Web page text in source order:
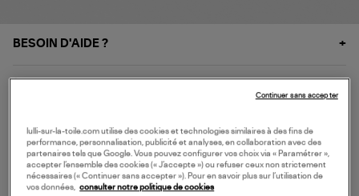
BESOIN D'AIDE ?
NOS SERVICES
SERVICE CLIENT
lulli-sur-la-toile.com utilise des cookies et technologies similaires à des fins de
performance, personnalisation, publicité et analyses, en collaboration avec des
partenaires tels que Google. Vous pouvez configurer vos choix via « Paramétrer »,
accepter l’ensemble des cookies (« J’accepte ») ou refuser ceux non strictement
nécessaires (« Continuer sans accepter »). Pour en savoir plus sur l’utilisation de
vos données,
consulter notre politique de cookies
Continuer sans accepter